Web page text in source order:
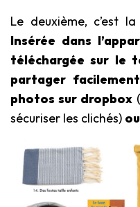
Le deuxième, c’est la
Insérée dans
téléchargée sur le
partager
photos sur dropbox
sécuriser les clichés)